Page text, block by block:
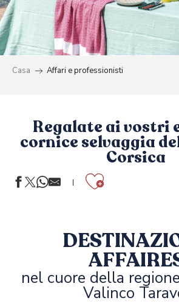
Casa Affari e professionisti
Regalate ai vostri
cornice selvaggia
Corsica
nel cuore della
Valinco